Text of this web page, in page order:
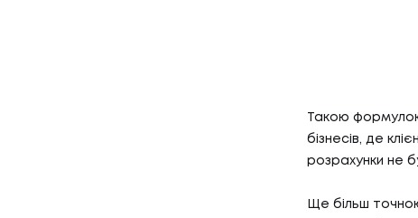
Такою
бізнесів, де
розрахунки не
Ще більш